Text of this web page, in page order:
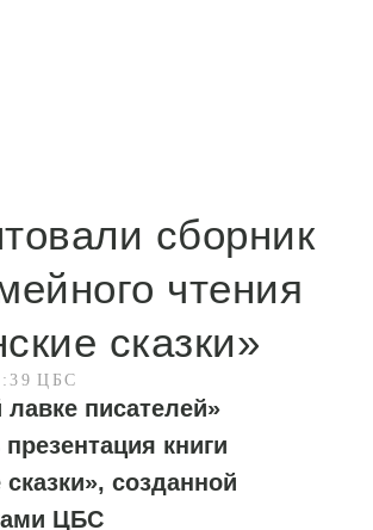
сборник
чтения
сказки»
ЦБС
писателей»
книги
созданной
ЦБС